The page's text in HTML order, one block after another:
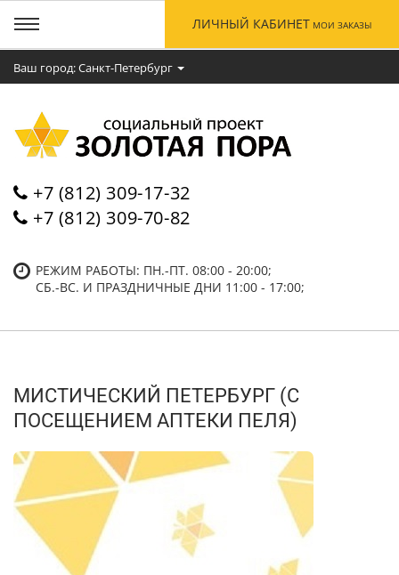
Ваш город: Cанкт-Петербург
+7 (812) 309-17-32
+7 (812) 309-70-82
РЕЖИМ РАБОТЫ: ПН.-ПТ. 08:00 - 20:00;
СБ.-ВC. И ПРАЗДНИЧНЫЕ ДНИ 11:00 - 17:00;
ЛИЧНЫЙ КАБИНЕТ МОИ ЗАКАЗЫ
МИСТИЧЕСКИЙ ПЕТЕРБУРГ (С
ПОСЕЩЕНИЕМ АПТЕКИ ПЕЛЯ)